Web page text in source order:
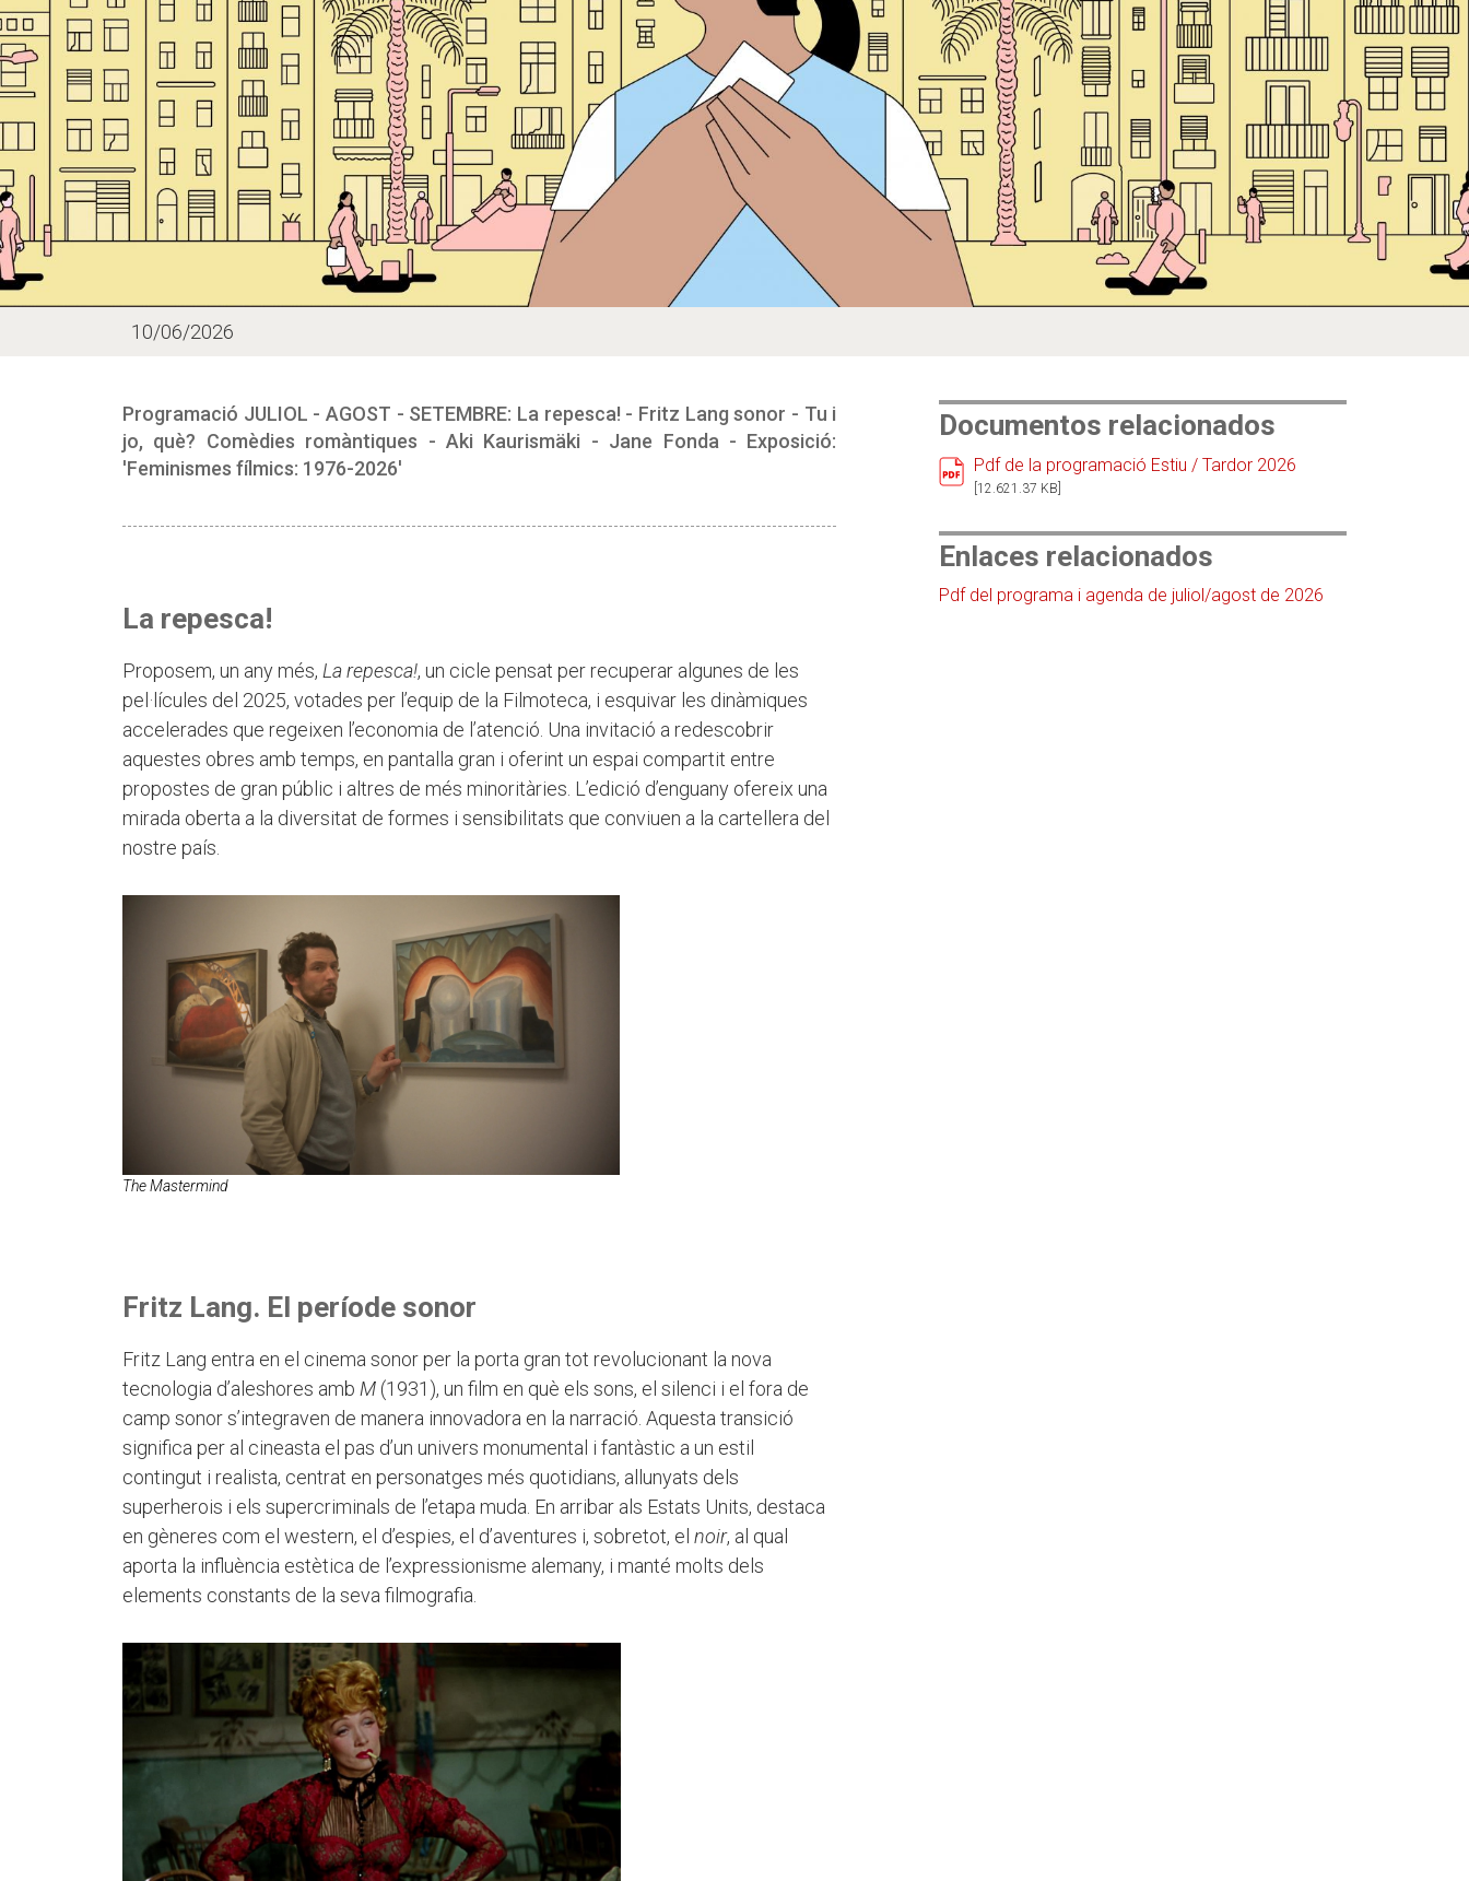
10/06/2026
Programació JULIOL - AGOST - SETEMBRE: La repesca! - Fritz Lang sonor - Tu i
jo, què? Comèdies romàntiques - Aki Kaurismäki - Jane Fonda - Exposició:
'Feminismes fílmics: 1976-2026'
La repesca!
Proposem, un any més, La repesca!, un cicle pensat per recuperar algunes de les
pel·lícules del 2025, votades per l’equip de la Filmoteca, i esquivar les dinàmiques
accelerades que regeixen l’economia de l’atenció. Una invitació a redescobrir
aquestes obres amb temps, en pantalla gran i oferint un espai compartit entre
propostes de gran públic i altres de més minoritàries. L’edició d’enguany ofereix una
mirada oberta a la diversitat de formes i sensibilitats que conviuen a la cartellera del
nostre país.
The Mastermind
Fritz Lang. El període sonor
Fritz Lang entra en el cinema sonor per la porta gran tot revolucionant la nova
tecnologia d’aleshores amb M (1931), un film en què els sons, el silenci i el fora de
camp sonor s’integraven de manera innovadora en la narració. Aquesta transició
significa per al cineasta el pas d’un univers monumental i fantàstic a un estil
contingut i realista, centrat en personatges més quotidians, allunyats dels
superherois i els supercriminals de l’etapa muda. En arribar als Estats Units, destaca
en gèneres com el western, el d’espies, el d’aventures i, sobretot, el noir, al qual
aporta la influència estètica de l’expressionisme alemany, i manté molts dels
elements constants de la seva filmografia.
Documentos relacionados
Pdf de la programació Estiu / Tardor 2026
[12.621.37 KB]
Enlaces relacionados
Pdf del programa i agenda de juliol/agost de 2026